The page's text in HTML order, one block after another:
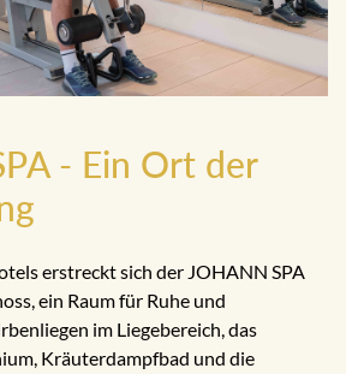
- Ein Ort der
erstreckt sich der JOHANN SPA
ein Raum für Ruhe und
im Liegebereich, das
Kräuterdampfbad und die